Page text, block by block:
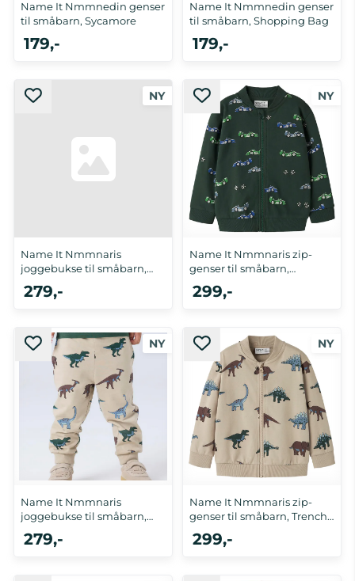
Name It Nmmnedin genser
til småbarn, Sycamore
179,-
Name It Nmmnedin genser
til småbarn, Shopping Bag
179,-
Name It Nmmnaris
joggebukse til småbarn,
Sycamore
279,-
Name It Nmmnaris zip-
genser til småbarn,
Sycamore
299,-
Name It Nmmnaris
joggebukse til småbarn,
Trench ...
279,-
Name It Nmmnaris zip-
genser til småbarn, Trench
...
299,-